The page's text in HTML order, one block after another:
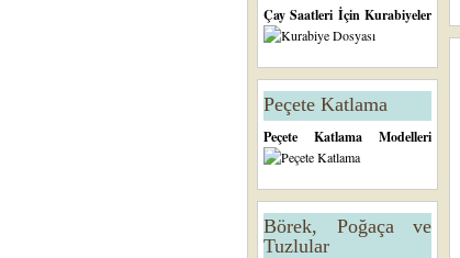
Çay Saatleri İçin Kurabiyeler
Peçete Katlama
Peçete Katlama Modelleri
Börek, Poğaça ve
Tuzlular